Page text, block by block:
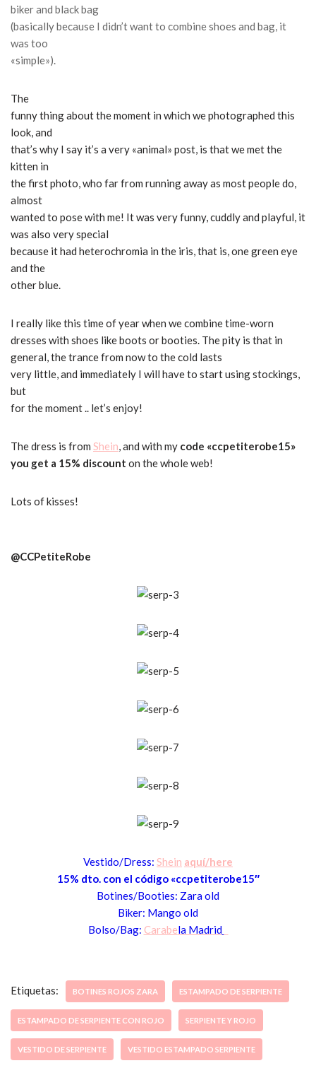
biker and black bag
(basically because I didn’t want to combine shoes and bag, it
was too
«simple»).
The
funny thing about the moment in which we photographed this
look, and
that’s why I say it’s a very «animal» post, is that we met the
kitten in
the first photo, who far from running away as most people do,
almost
wanted to pose with me! It was very funny, cuddly and playful, it
was also very special
because it had heterochromia in the iris, that is, one green eye
and the
other blue.
I really like this time of year when we combine time-worn
dresses with shoes like boots or booties. The pity is that in
general, the trance from now to the cold lasts
very little, and immediately I will have to start using stockings,
but
for the moment .. let’s enjoy!
The dress is from Shein, and with my code «ccpetiterobe15»
you get a 15% discount on the whole web!
Lots of kisses!
@CCPetiteRobe
Vestido/Dress: Shein aquí/here
15% dto. con el código «ccpetiterobe15″
Botines/Booties: Zara old
Biker: Mango old
Bolso/Bag: Carabela Madrid
Etiquetas: BOTINES ROJOS ZARA ESTAMPADO DE SERPIENTE
ESTAMPADO DE SERPIENTE CON ROJO SERPIENTE Y ROJO
VESTIDO DE SERPIENTE VESTIDO ESTAMPADO SERPIENTE